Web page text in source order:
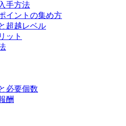
手方法
イントの集め方
超越レベル
ット
必要個数
酬